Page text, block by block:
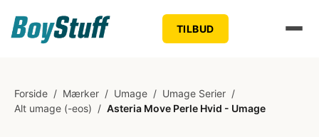
TILBUD
Forside / Mærker / Umage / Umage Serier /
Alt umage (-eos) / Asteria Move Perle Hvid - Umage